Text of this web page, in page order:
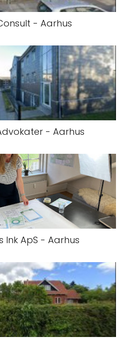
- Aarhus
- Aarhus
Ink ApS - Aarhus